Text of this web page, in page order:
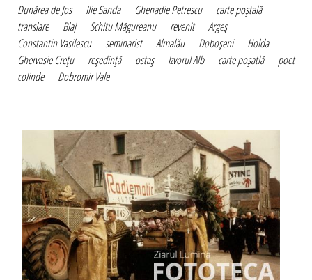
Dunărea de Jos
Ilie Sanda Ghenadie Petrescu
carte poştală
translare
Blaj Schitu Măgureanu revenit
Argeş
Constantin Vasilescu
seminarist Almalău Doboşeni
Holda
Ghervasie Creţu
reşedinţă ostaş Izvorul Alb carte poşatlă
poet
colinde
Dobromir Vale